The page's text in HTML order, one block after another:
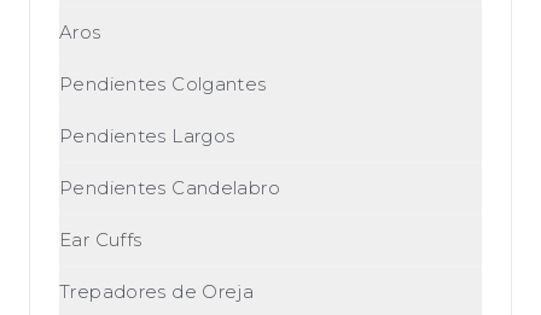
Aros
Pendientes Colgantes
Pendientes Largos
Pendientes Candelabro
Ear Cuffs
Trepadores de Oreja